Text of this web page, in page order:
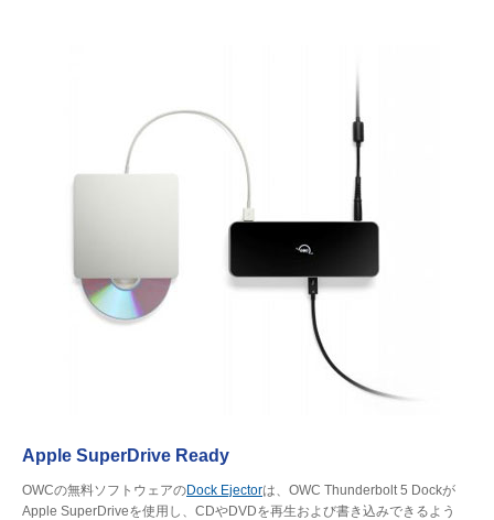
Apple SuperDrive Ready
OWCの無料ソフトウェアのDock Ejectorは、OWC Thunderbolt 5 Dockが
Apple SuperDriveを使用し、CDやDVDを再生および書き込みできるよう